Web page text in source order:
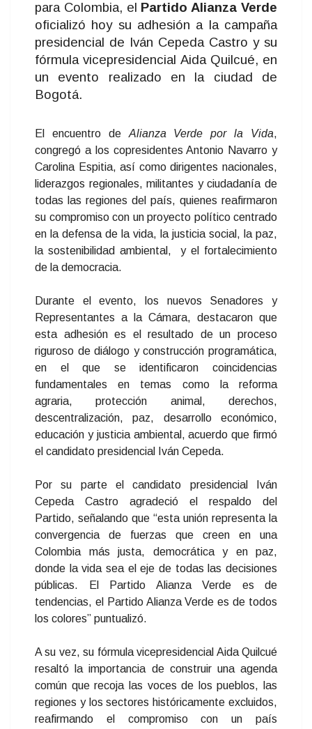
para Colombia, el Partido Alianza Verde
oficializó hoy su adhesión a la campaña
presidencial de Iván Cepeda Castro y su
fórmula vicepresidencial Aida Quilcué, en
un evento realizado en la ciudad de
Bogotá.
El encuentro de Alianza Verde por la Vida,
congregó a los copresidentes Antonio Navarro y
Carolina Espitia, así como dirigentes nacionales,
liderazgos regionales, militantes y ciudadanía de
todas las regiones del país, quienes reafirmaron
su compromiso con un proyecto político centrado
en la defensa de la vida, la justicia social, la paz,
la sostenibilidad ambiental, y el fortalecimiento
de la democracia.
Durante el evento, los nuevos Senadores y
Representantes a la Cámara, destacaron que
esta adhesión es el resultado de un proceso
riguroso de diálogo y construcción programática,
en el que se identificaron coincidencias
fundamentales en temas como la reforma
agraria, protección animal, derechos,
descentralización, paz, desarrollo económico,
educación y justicia ambiental, acuerdo que firmó
el candidato presidencial Iván Cepeda.
Por su parte el candidato presidencial Iván
Cepeda Castro agradeció el respaldo del
Partido, señalando que “esta unión representa la
convergencia de fuerzas que creen en una
Colombia más justa, democrática y en paz,
donde la vida sea el eje de todas las decisiones
públicas. El Partido Alianza Verde es de
tendencias, el Partido Alianza Verde es de todos
los colores” puntualizó.
A su vez, su fórmula vicepresidencial Aida Quilcué
resaltó la importancia de construir una agenda
común que recoja las voces de los pueblos, las
regiones y los sectores históricamente excluidos,
reafirmando el compromiso con un país